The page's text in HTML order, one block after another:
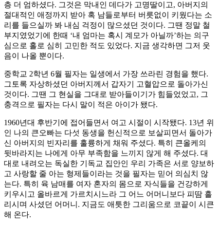
층 더 엄하셨다. 그것은 막내인 데다가 고명딸이고, 아버지의
절대적인 애정까지 받아 혹 남들로부터 버릇없이 키웠다는 소
리를 들으실까 봐 내심 걱정이 많으셨던 것이다. 그땐 정말 철
부지였었기에 한때 ‘내 엄마는 혹시 계모가 아닐까’하는 의구
심으로 홀로 심히 고민한 적도 있었다. 지금 생각하면 그저 웃
음이 나올 뿐이다.
중학교 2학년 6월 필자는 일생에서 가장 쓰라린 경험을 했다.
그토록 자상하셨던 아버지께서 갑자기 고혈압으로 돌아가신
것이다. 그땐 그 현실을 그대로 받아들이기가 힘들었었고, 그
충격으로 필자는 다시 말이 적은 아이가 됐다.
1960년대 후반기에 접어들면서 여고 시절이 시작됐다. 13년 위
인 나의 큰오빠는 다섯 동생을 헌신적으로 보살피면서 돌아가
신 아버지의 빈자리를 훌륭하게 채워 주셨다. 특히 큰올케의
뒷바라지는 나에게 아무 부족함을 느끼지 않게 해 주셨다. 대
대로 내려오는 독실한 기독교 집안인 우리 가족은 서로 양보하
고 사랑할 줄 아는 형제들이라는 것을 필자는 믿어 의심치 않
는다. 특히 육 남매를 여자 혼자의 몸으로 자식들을 건강하게
키우시고 올바르게 가르치시느라 그 어느 어머니보다 피땀 흘
리시며 사셨던 어머니. 지금도 애틋한 그리움으로 코끝이 시큰
해 온다.